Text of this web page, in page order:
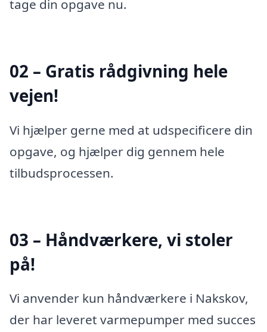
tage din opgave nu.
02 – Gratis rådgivning hele
vejen!
Vi hjælper gerne med at udspecificere din
opgave, og hjælper dig gennem hele
tilbudsprocessen.
03 – Håndværkere, vi stoler
på!
Vi anvender kun håndværkere i Nakskov,
der har leveret varmepumper med succes